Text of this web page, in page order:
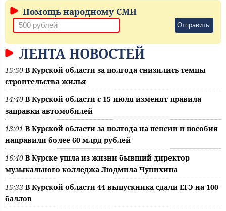
Помощь народному СМИ
Отправить
ЛЕНТА НОВОСТЕЙ
15:50 В Курской области за полгода снизились темпы
строительства жилья
14:40 В Курской области с 15 июля изменят правила
заправки автомобилей
13:01 В Курской области за полгода на пенсии и пособия
направили более 60 млрд рублей
16:40 В Курске ушла из жизни бывший директор
музыкального колледжа Людмила Чунихина
15:33 В Курской области 44 выпускника сдали ЕГЭ на 100
баллов